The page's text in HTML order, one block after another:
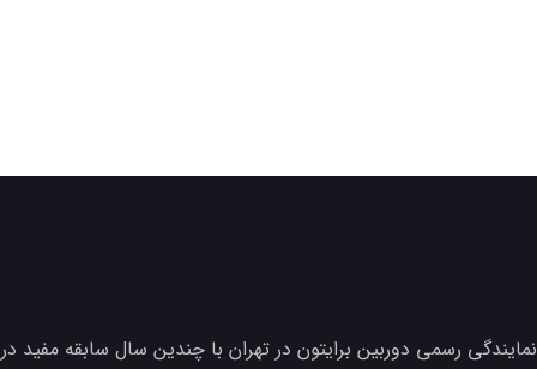
نمایندگی رسمی دوربین برایتون در تهران با چندین سال سابقه مفید در